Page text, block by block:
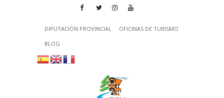
DIPUTACIÓN PROVINCIAL
OFICINAS DE TURISMO
BLOG